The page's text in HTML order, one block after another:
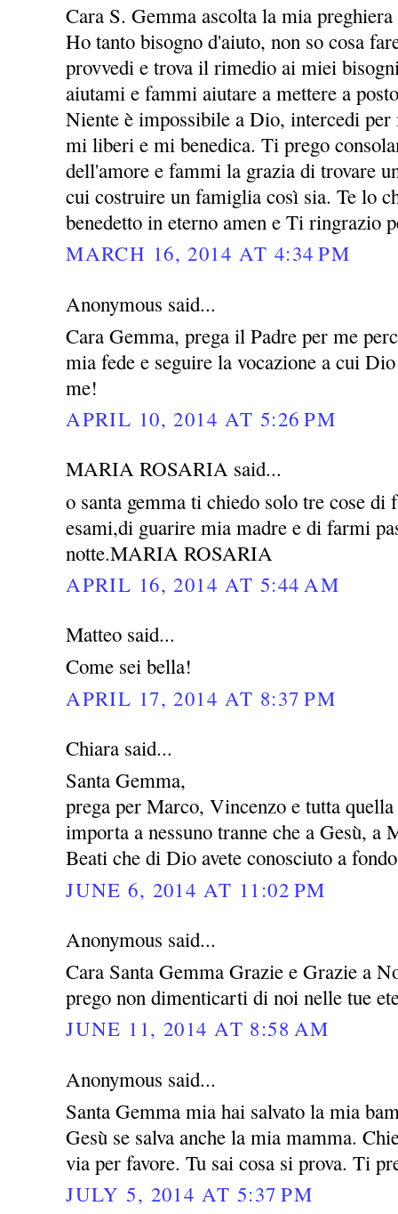
Cara S. Gemma ascolta la mia
Ho tanto bisogno d'aiuto, non so cosa
provvedi e trova il rimedio ai miei
aiutami e fammi aiutare a mettere a
Niente è impossibile a Dio, intercedi per
mi liberi e mi benedica. Ti prego
dell'amore e fammi la grazia di trovare
cui costruire un famiglia così sia. Te lo
benedetto in eterno amen e Ti ringrazio
MARCH 16, 2014 AT 4:34 PM
Anonymous said...
Cara Gemma, prega il Padre per me
mia fede e seguire la vocazione a cui
me!
APRIL 10, 2014 AT 5:26 PM
MARIA ROSARIA said...
o santa gemma ti chiedo solo tre cose di
esami,di guarire mia madre e di farmi
notte.MARIA ROSARIA
APRIL 16, 2014 AT 5:44 AM
Matteo said...
Come sei bella!
APRIL 17, 2014 AT 8:37 PM
Chiara said...
Santa Gemma,
prega per Marco, Vincenzo e tutta
importa a nessuno tranne che a Gesù, a
Beati che di Dio avete conosciuto a
JUNE 6, 2014 AT 11:02 PM
Anonymous said...
Cara Santa Gemma Grazie e Grazie a
prego non dimenticarti di noi nelle tue
JUNE 11, 2014 AT 8:58 AM
Anonymous said...
Santa Gemma mia hai salvato la mia
Gesù se salva anche la mia mamma.
via per favore. Tu sai cosa si prova. Ti
JULY 5, 2014 AT 5:37 PM